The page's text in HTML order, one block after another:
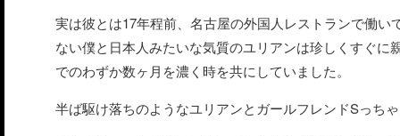
実は彼とは17年程前、名古屋の外国人レストランで働
ない僕と日本人みたいな気質のユリアンは珍しくすぐ
でのわずか数ヶ月を濃く時を共にしていました。
半ば駆け落ちのようなユリアンとガールフレンドSっち